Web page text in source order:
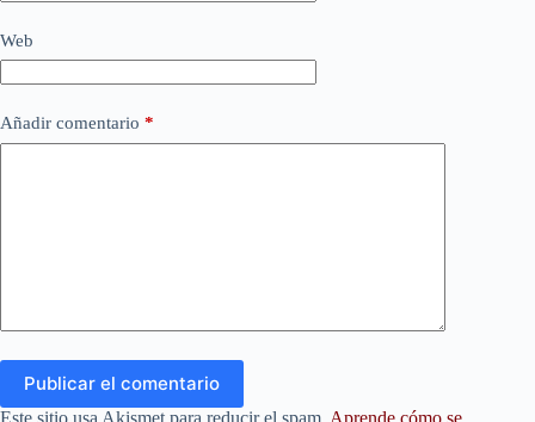
Web
Añadir comentario *
Publicar el comentario
Este sitio usa Akismet para reducir el spam. Aprende cómo se